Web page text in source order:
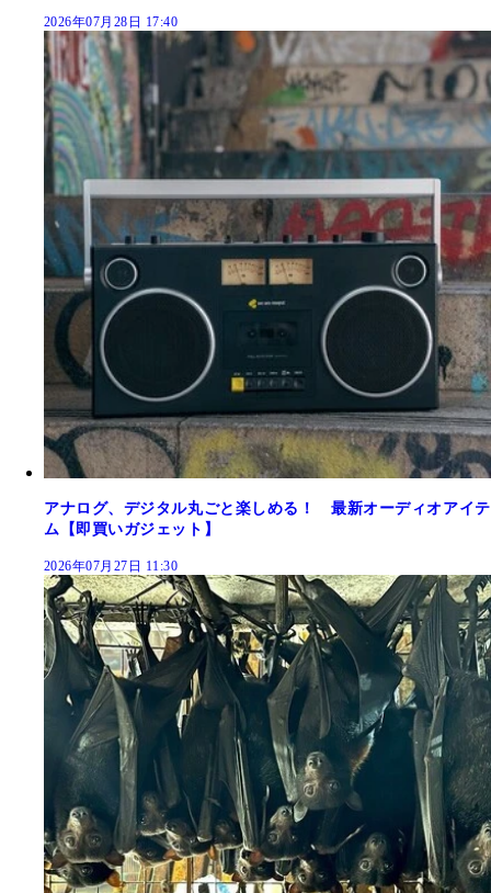
2026年07月28日 17:40
アナログ、デジタル丸ごと楽しめる！ 最新オーディオアイテ
ム【即買いガジェット】
2026年07月27日 11:30